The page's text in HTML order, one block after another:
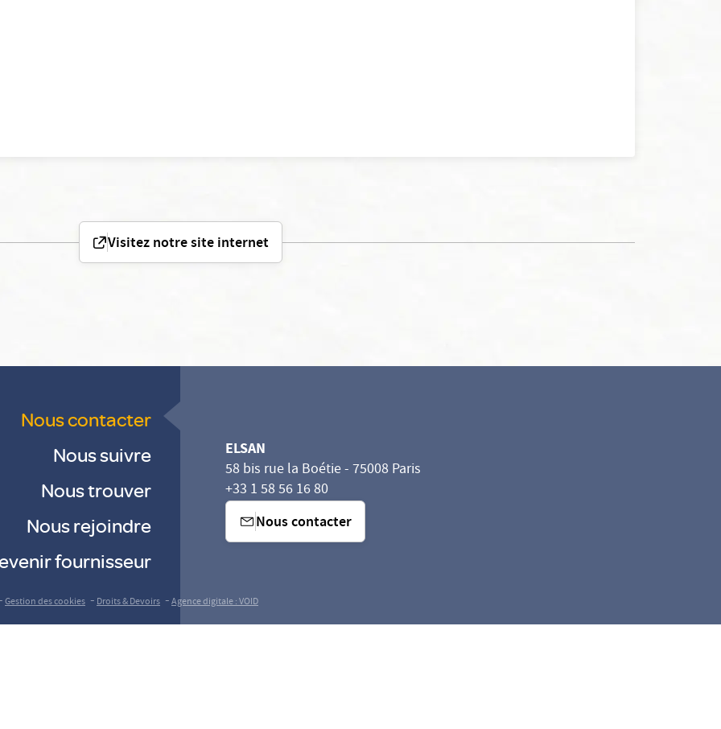
vos Options
paramètres de confidentialité, en garantissant la conformité avec les réglementations. Personnalisez vos
Visitez notre site internet
Nous contacter
Nous suivre
Nous trouver
Nous rejoindre
fournisseur
ELSAN
58 bis rue la Boétie - 75008 Paris
+33 1 58 56 16 80
Nous contacter
Gestion des cookies -Droits & Devoirs -Agence digitale : VOID